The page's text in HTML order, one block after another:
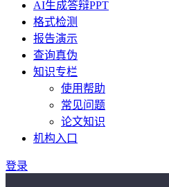
AI生成答辩PPT
格式检测
报告演示
查询真伪
知识专栏
使用帮助
常见问题
论文知识
机构入口
登录